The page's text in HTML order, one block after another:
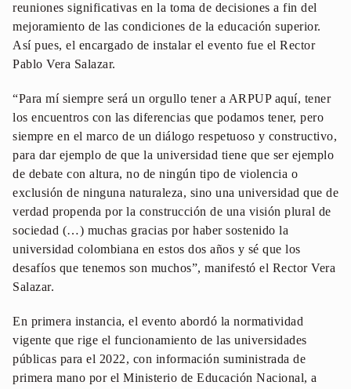
reuniones significativas en la toma de decisiones a fin del
mejoramiento de las condiciones de la educación superior.
Así pues, el encargado de instalar el evento fue el Rector
Pablo Vera Salazar.
“Para mí siempre será un orgullo tener a ARPUP aquí, tener
los encuentros con las diferencias que podamos tener, pero
siempre en el marco de un diálogo respetuoso y constructivo,
para dar ejemplo de que la universidad tiene que ser ejemplo
de debate con altura, no de ningún tipo de violencia o
exclusión de ninguna naturaleza, sino una universidad que de
verdad propenda por la construcción de una visión plural de
sociedad (…) muchas gracias por haber sostenido la
universidad colombiana en estos dos años y sé que los
desafíos que tenemos son muchos”, manifestó el Rector Vera
Salazar.
En primera instancia, el evento abordó la normatividad
vigente que rige el funcionamiento de las universidades
públicas para el 2022, con información suministrada de
primera mano por el Ministerio de Educación Nacional, a